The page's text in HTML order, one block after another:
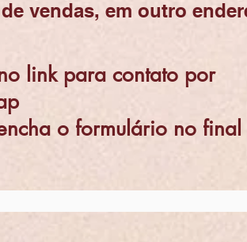
vendas, em outro
link para contato por
o formulário no